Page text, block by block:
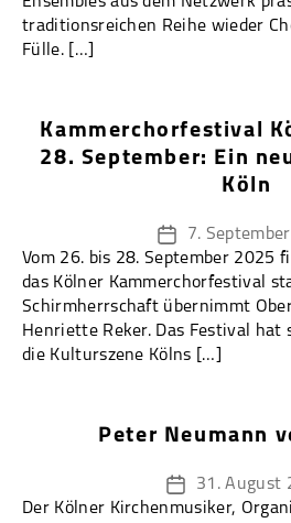
traditionsreichen Reihe wieder
Fülle. […]
Kammerchorfestival
28. September: Ein
Köln
7.
Vom 26. bis 28. September 2025
das Kölner Kammerchorfestival
Schirmherrschaft übernimmt
Henriette Reker. Das Festival hat
die Kulturszene Kölns […]
Peter Neumann
31. August
Der Kölner Kirchenmusiker,